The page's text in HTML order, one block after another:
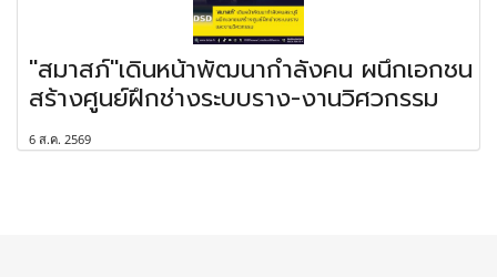
"สมาสภ์"เดินหน้าพัฒนากำลังคน ผนึกเอกชน
สร้างศูนย์ฝึกช่างระบบราง-งานวิศวกรรม
6 ส.ค. 2569